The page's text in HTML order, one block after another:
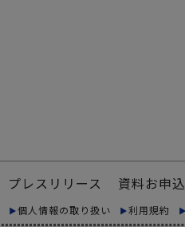
プレスリリース 資料お申込
個人情報の取り扱い 利用規約